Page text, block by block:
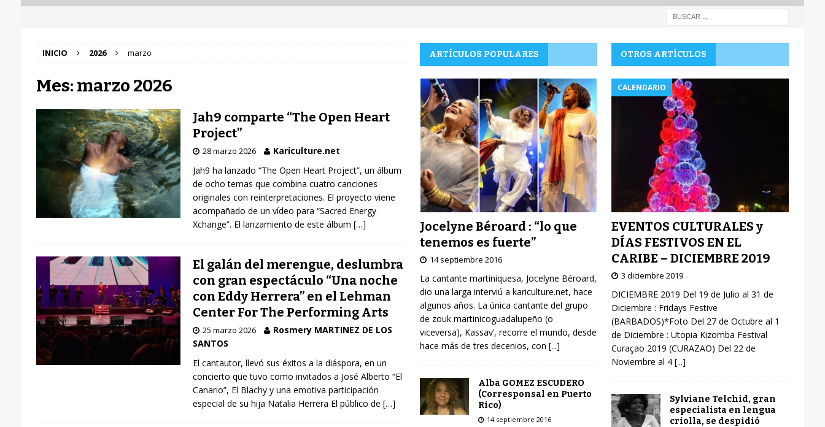
INICIO 2026 marzo
Mes: marzo 2026
Jah9 comparte “The Open Heart
Project”
28 marzo 2026
Kariculture.net
Jah9 ha lanzado “The Open Heart Project”, un álbum
de ocho temas que combina cuatro canciones
originales con reinterpretaciones. El proyecto viene
acompañado de un vídeo para “Sacred Energy
Xchange”. El lanzamiento de este álbum […]
El galán del merengue, deslumbra
con gran espectáculo “Una noche
con Eddy Herrera” en el Lehman
Center For The Performing Arts
25 marzo 2026
Rosmery MARTINEZ DE LOS
SANTOS
El cantautor, llevó sus éxitos a la diáspora, en un
concierto que tuvo como invitados a José Alberto “El
Canario”, El Blachy y una emotiva participación
especial de su hija Natalia Herrera El público de […]
ARTÍCULOS POPULARES
Jocelyne Béroard : “lo que
tenemos es fuerte”
14 septiembre 2016
La cantante martiniquesa, Jocelyne Béroard,
dio una larga interviú a kariculture.net, hace
algunos años. La única cantante del grupo
de zouk martinicoguadalupeño (o
viceversa), Kassav’, recorre el mundo, desde
hace más de tres decenios, con [...]
Alba GOMEZ ESCUDERO
(Corresponsal en Puerto
Rico)
14 septiembre 2016
OTROS ARTÍCULOS
CALENDARIO
EVENTOS CULTURALES y
DÍAS FESTIVOS EN EL
CARIBE – DICIEMBRE 2019
3 diciembre 2019
DICIEMBRE 2019 Del 19 de Julio al 31 de
Diciembre : Fridays Festive
(BARBADOS)*Foto Del 27 de Octubre al 1
de Diciembre : Utopia Kizomba Festival
Curaçao 2019 (CURAZAO) Del 22 de
Noviembre al 4 [...]
Sylviane Telchid, gran
especialista en lengua
criolla, se despidió